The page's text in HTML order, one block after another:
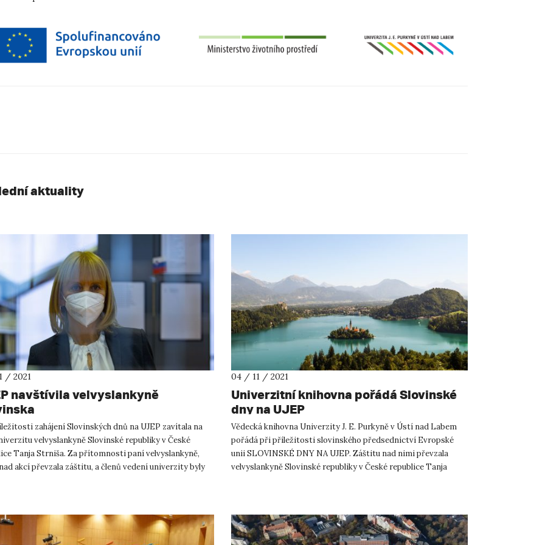
aktuality
/ 2021
navštívila velvyslankyně
zahájení Slovinských dnů na UJEP zavítala na
velvyslankyně Slovinské republiky v České
Tanja Strniša. Za přítomnosti paní velvyslankyně,
akcí převzala záštitu, a členů vedení univerzity byly
04 / 11 / 2021
Univerzitní knihovna pořádá Slovinské
dny na UJEP
Vědecká knihovna Univerzity J. E. Purkyně v Ústí nad Labem
pořádá při příležitosti slovinského předsednictví Evropské
unii SLOVINSKÉ DNY NA UJEP. Záštitu nad nimi převzala
velvyslankyně Slovinské republiky v České republice Tanja